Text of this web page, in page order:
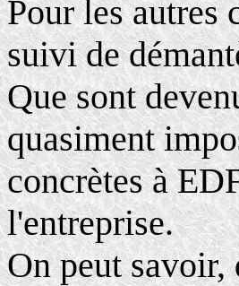
Pour les autres
suivi de
Que sont
quasiment
concrètes à
l'entreprise.
On peut savoir,